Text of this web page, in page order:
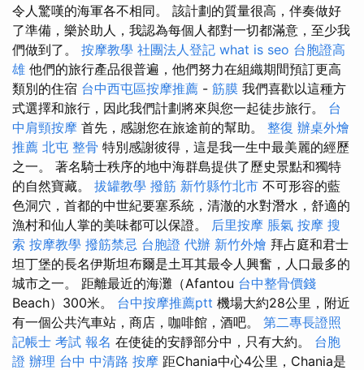
令人驚嘆的海軍各不相同。 該計劃的質量很高，伴奏做好
了準備，樂於助人，我認為每個人都對一切都滿意，至少我
們做到了。 按摩教學 社團法人登記 what is seo 台胞證高
雄 他們的旅行產品很普遍，他們努力在組織期間預訂更高
類別的住宿 台中西屯區按摩推薦 - 筋膜 我們喜歡以這種方
式選擇和旅行，因此我們計劃將來與您一起徒步旅行。 台
中肩頸按摩 首先，感謝您在旅途前的幫助。 整復 辦桌外燴
推薦 北屯 整骨 特別感謝彼得，這是我一生中最美麗的經歷
之一。 著名騎士秩序的地中海群島提供了歷史景點和獨特
的自然寶藏。 拔罐教學 撥筋 新竹縣竹北市 不可形容的藍
色洞穴，首都的中世紀要塞系統，清澈的水對潛水，舒適的
漁村和仙人掌的美味都可以保證。 后里按摩 脹氣 按摩 搜
索 按摩教學 撥筋禁忌 台胞證 代辦 新竹外燴 拜占庭和君士
坦丁堡的長名伊斯坦布爾是土耳其最令人興奮，人口最多的
城市之一。 距離最近的海灘（Afantou 台中整骨價錢
Beach）300米。 台中按摩推薦ptt 機場大約28公里，附近
有一個公共汽車站，商店，咖啡館，酒吧。 第二專長證照
記帳士 考試 報名 在使徒的安靜部分中，只有大約。 台胞
證 辦理 台中 中清路 按摩 距Chania中心4公里，Chania是